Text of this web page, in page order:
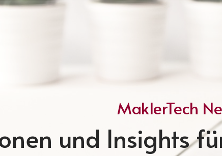
MaklerTech
und Insights